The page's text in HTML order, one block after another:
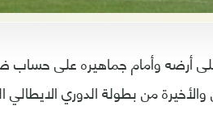
أرضه وأمام جماهيره على حساب
والأخيرة من بطولة الدوري